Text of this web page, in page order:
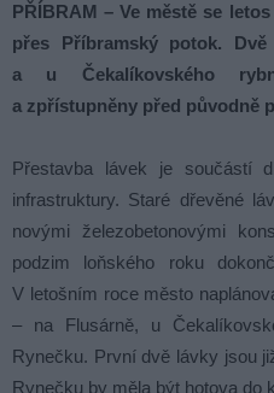
PŘÍBRAM – Ve městě se
přes Příbramský potok.
a u Čekalíkovského
a zpřístupněny před původně
Přestavba lávek je součástí
infrastruktury. Staré dřevěné
novými železobetonovými
podzim loňského roku
V letošním roce město
– na Flusárně, u
Rynečku. První dvě lávky jsou
Rynečku by měla být hotova do